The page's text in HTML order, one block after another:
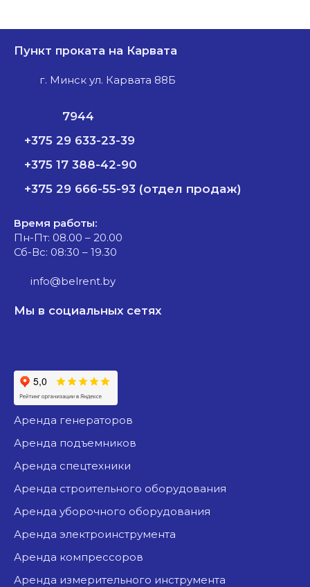
Пункт проката на Карвата
г. Минск ул. Карвата 88Б
7944
+375 29 633-23-39
+375 17 388-42-90
+375 29 666-55-93 (отдел продаж)
Время работы:
Пн-Пт: 08.00 – 20.00
Сб-Вс: 08:30 – 19.30
info@belrent.by
Мы в социальных сетях
аренда генераторов
аренда подъемников
аренда спецтехники
аренда строительного оборудования
аренда уборочного оборудования
аренда электроинструмента
аренда компрессоров
аренда измерительного инструмента